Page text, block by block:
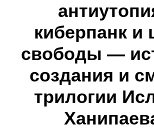
киберпанк и
свободы —
создания и
трилогии